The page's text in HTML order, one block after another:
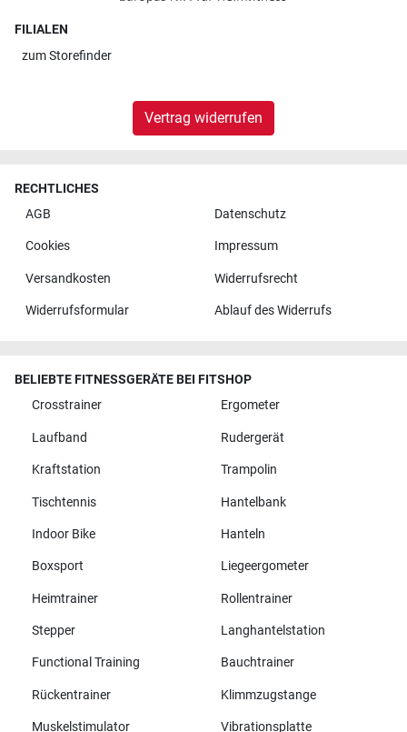
FILIALEN
zumStorefinder
Vertrag widerrufen
RECHTLICHES
AGB
Datenschutz
Cookies Impressum
Versandkosten Widerrufsrecht
Widerrufsformular Ablauf des Widerrufs
BELIEBTE FITNESSGERÄTE BEI FITSHOP
Crosstrainer
Ergometer
Laufband Rudergerät
Kraftstation Trampolin
Tischtennis Hantelbank
Indoor Bike Hanteln
Boxsport Liegeergometer
Heimtrainer Rollentrainer
Stepper Langhantelstation
Functional Training Bauchtrainer
Rückentrainer Klimmzugstange
Muskelstimulator Vibrationsplatte